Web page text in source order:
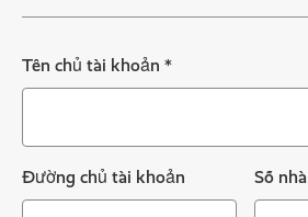
Tên chủ tài khoản *
Đường chủ tài khoản Số